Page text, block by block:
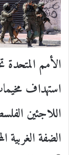
الأمم
استهداف
اللاجئين
الضفة الغربية